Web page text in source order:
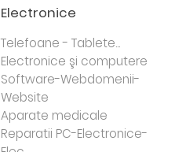
Electronice
Telefoane - Tablete...
Electronice şi computere
Software-Webdomenii-
Website
Aparate medicale
Reparatii PC-Electronice-